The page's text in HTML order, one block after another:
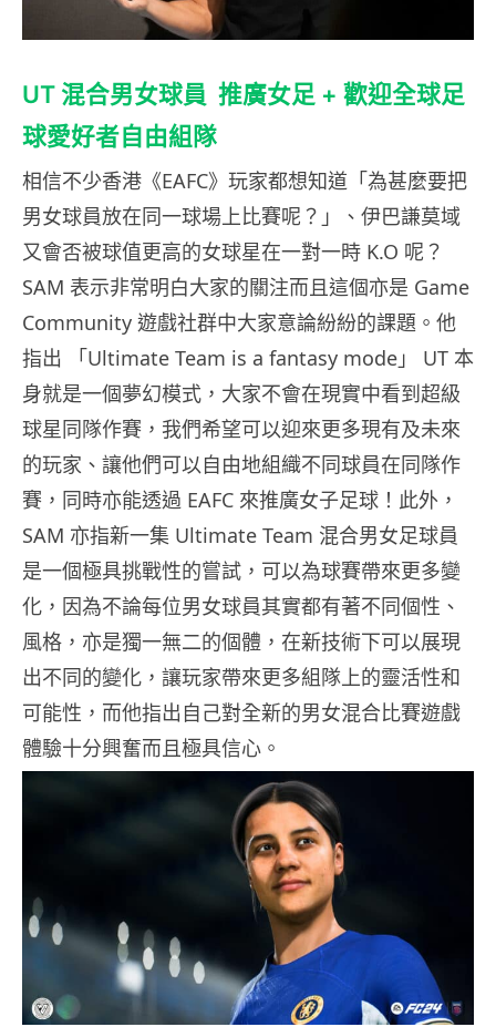
UT 混合男女球員 推廣女足 + 歡迎全球足
球愛好者自由組隊
相信不少香港《EAFC》玩家都想知道「為甚麼要把
男女球員放在同一球場上比賽呢？」、伊巴謙莫域
又會否被球值更高的女球星在一對一時 K.O 呢？
SAM 表示非常明白大家的關注而且這個亦是 Game
Community 遊戲社群中大家意論紛紛的課題。他
指出 「Ultimate Team is a fantasy mode」 UT 本
身就是一個夢幻模式，大家不會在現實中看到超級
球星同隊作賽，我們希望可以迎來更多現有及未來
的玩家、讓他們可以自由地組織不同球員在同隊作
賽，同時亦能透過 EAFC 來推廣女子足球！此外，
SAM 亦指新一集 Ultimate Team 混合男女足球員
是一個極具挑戰性的嘗試，可以為球賽帶來更多變
化，因為不論每位男女球員其實都有著不同個性、
風格，亦是獨一無二的個體，在新技術下可以展現
出不同的變化，讓玩家帶來更多組隊上的靈活性和
可能性，而他指出自己對全新的男女混合比賽遊戲
體驗十分興奮而且極具信心。